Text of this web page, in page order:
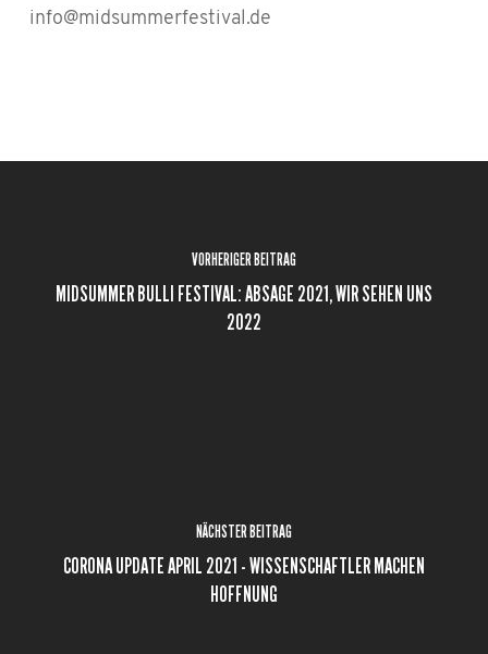
info@midsummerfestival.de
VORHERIGER BEITRAG
MIDSUMMER BULLI FESTIVAL: ABSAGE 2021, WIR SEHEN UNS
2022
NÄCHSTER BEITRAG
CORONA UPDATE APRIL 2021 - WISSENSCHAFTLER MACHEN
HOFFNUNG